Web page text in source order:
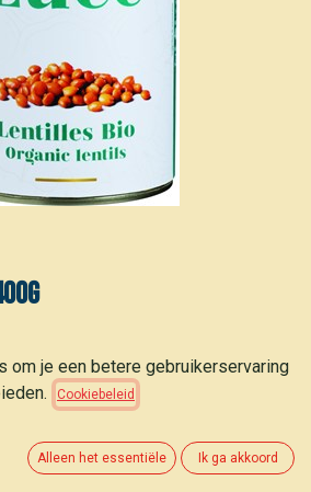
AAN WINKELMANDJE
om je een betere gebruikerservaring
Cookiebeleid
Alleen het essentiële Ik ga akkoord